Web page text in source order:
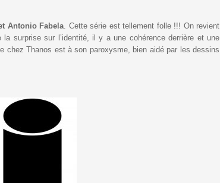
Antonio Fabela. Cette série est tellement folle !!! On revient
surprise sur l’identité, il y a une cohérence derrière et une
chez Thanos est à son paroxysme, bien aidé par les dessins